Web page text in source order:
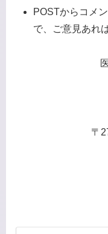
POSTからコメ
で、ご意見あれ
〒